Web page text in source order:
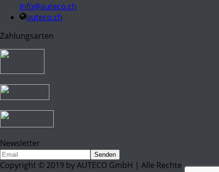
info@auteco.ch
auteco.ch
Zahlungsarten
Newsletter
Copyright © 2019 by AUTECO GmbH | Alle Rechte